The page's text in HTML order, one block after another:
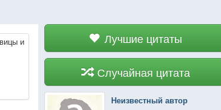
Лучшие цитаты
Случайная цитата
Неизвестный автор